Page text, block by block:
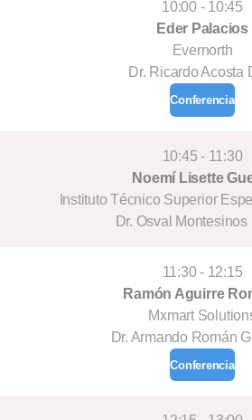
10:00 - 10:45
Eder Palacios
Evernorth
Dr. Ricardo Acosta
Conferencia
10:45 - 11:30
Noemí Lisette
Instituto Técnico Superior
Dr. Osval Montesinos
11:30 - 12:15
Ramón Aguirre
Mxmart
Dr. Armando Román
Conferencia